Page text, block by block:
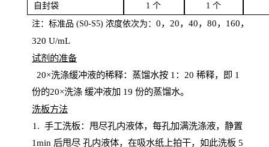
自封袋 1 个 1 个
注：标准品 (S0-S5) 浓度依次为： 0，20，40，80，160，
320 U/mL
试剂的准备
20×洗涤缓冲液的稀释：蒸馏水按 1：20 稀释，即 1
份的20×洗涤 缓冲液加 19 份的蒸馏水。
洗板方法
1. 手工洗板：甩尽孔内液体，每孔加满洗涤液，静置
1min 后甩尽 孔内液体，在吸水纸上拍干，如此洗板 5